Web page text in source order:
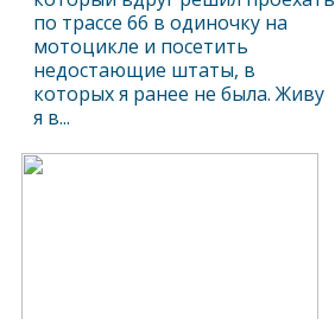
по трассе 66 в одиночку на
мотоцикле и посетить
недостающие штаты, в
которых я ранее не была. Живу
я в...